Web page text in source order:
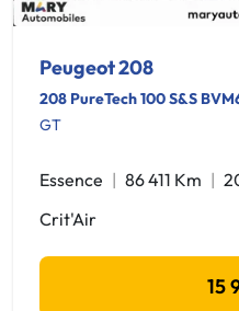
Peugeot 208
208 PureTech 100 S&S
GT
Essence 86 411 Km
Crit'Air
15